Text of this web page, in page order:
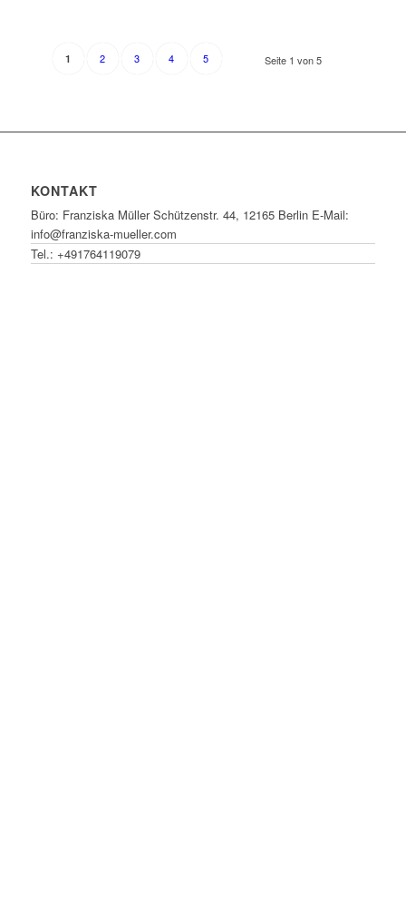
Seite 1 von 5
1 2 3 4 5
KONTAKT
Büro: Franziska Müller Schützenstr. 44, 12165 Berlin E-Mail:
info@franziska-mueller.com
Tel.: +491764119079